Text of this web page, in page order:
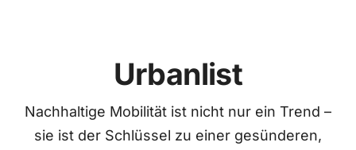
Urbanlist
Nachhaltige Mobilität ist nicht nur ein Trend –
sie ist der Schlüssel zu einer gesünderen,